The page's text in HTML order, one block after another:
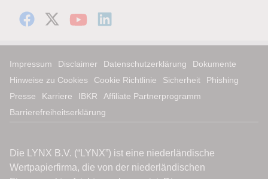
Impressum Disclaimer Datenschutzerklärung
Dokumente
Hinweise zu Cookies
Cookie Richtlinie Sicherheit
Phishing
Presse
Karriere IBKR
Affiliate Partnerprogramm
Barrierefreiheitserklärung